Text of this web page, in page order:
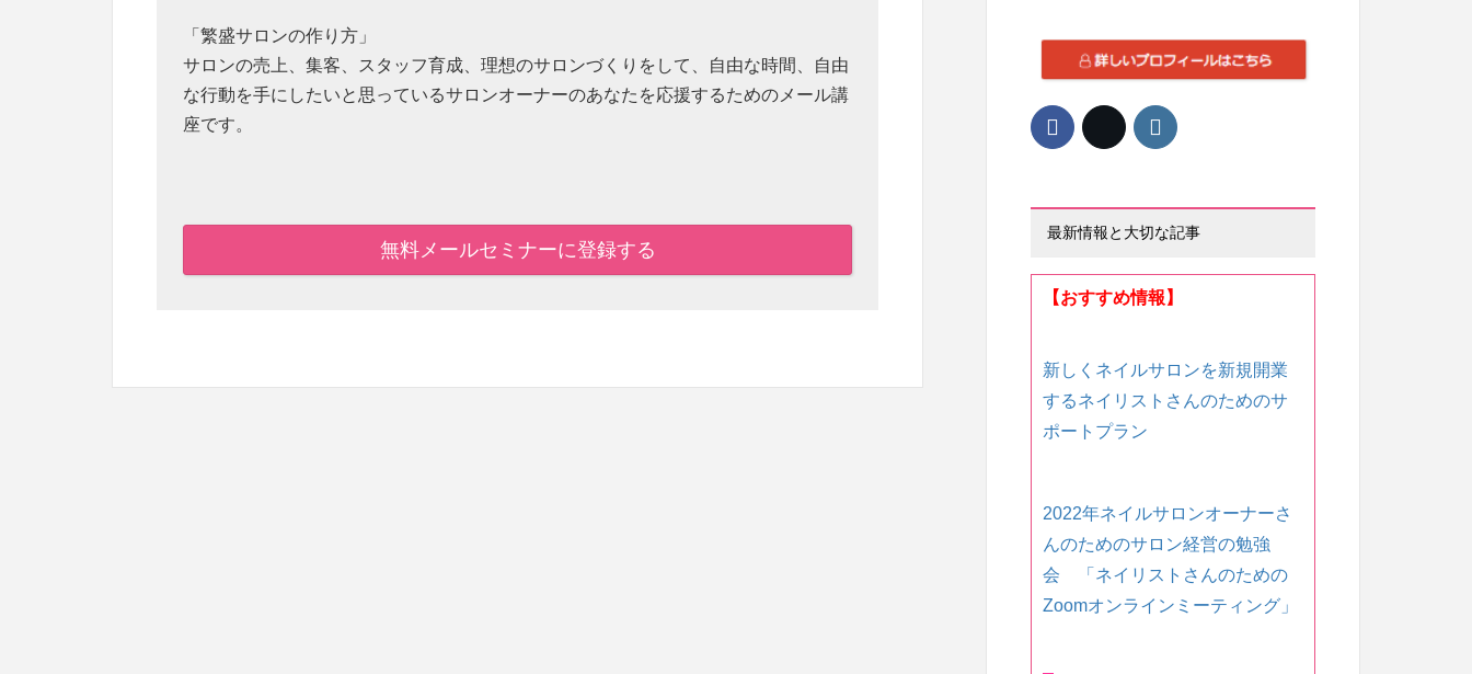
「繁盛サロンの作り方」
サロンの売上、集客、スタッフ育成、理想のサロンづくりをして、自由な時間、自由
な行動を手にしたいと思っているサロンオーナーのあなたを応援するためのメール講
座です。
無料メールセミナーに登録する
最新情報と大切な記事
【おすすめ情報】
新しくネイルサロンを新規開業
するネイリストさんのためのサ
ポートプラン
2022年ネイルサロンオーナーさ
んのためのサロン経営の勉強
会 「ネイリストさんのための
Zoomオンラインミーティング」